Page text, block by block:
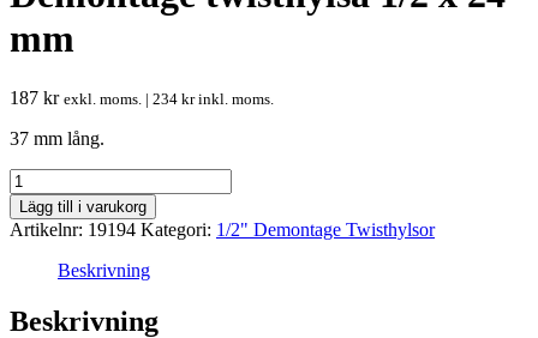
mm
187 kr exkl. moms. | 234 krinkl. moms.
37 mm lång.
Demontage
twisthylsa
1/2
x
mängd
Lägg till i varukorg
Artikelnr: 19194 Kategori: 1/2" Demontage Twisthylsor
Beskrivning
Beskrivning